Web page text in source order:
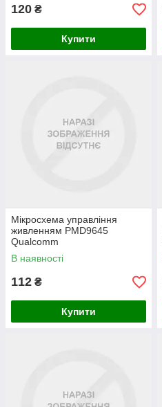
120 ₴
Купити
Мікросхема управління
живленням PMD9645
Qualcomm
В наявності
112 ₴
Купити